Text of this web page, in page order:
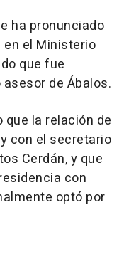
ha pronunciado
en el Ministerio
que fue
de Ábalos.
la relación de
con el secretario
Cerdán, y que
con
optó por